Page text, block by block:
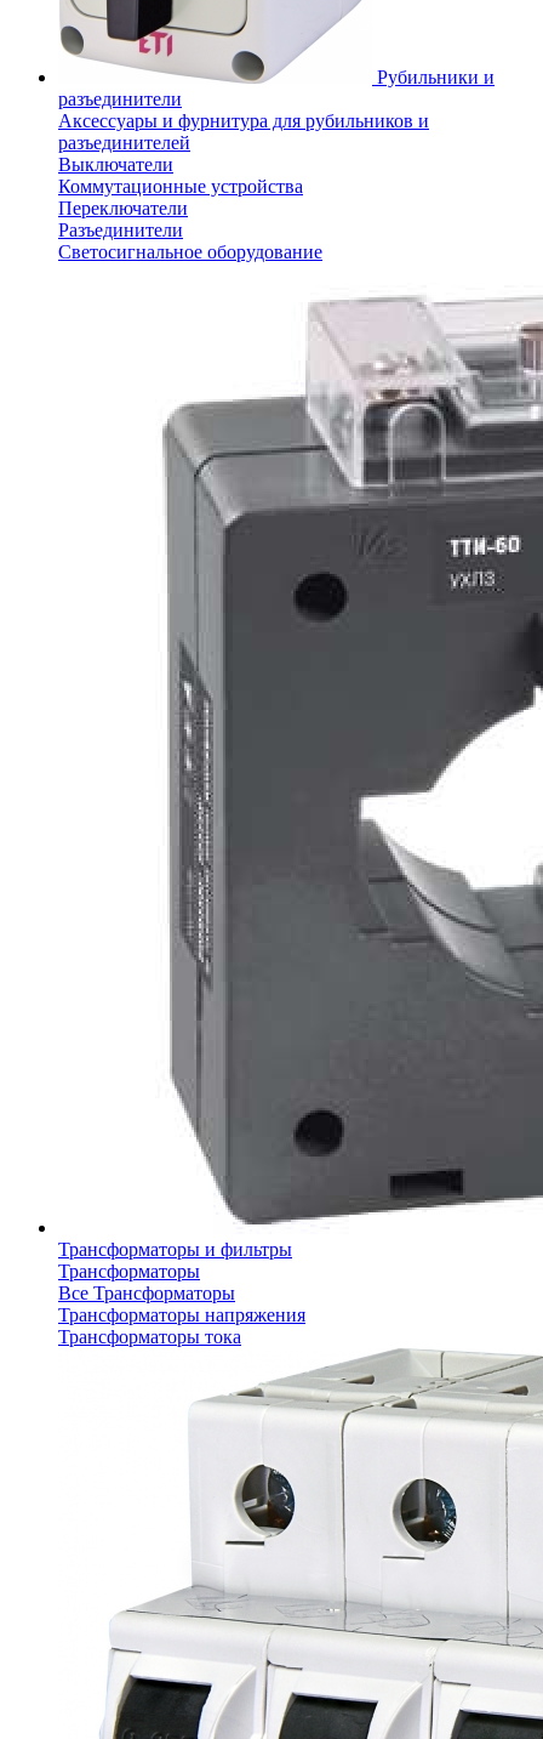
Рубильники и
разъединители
Аксессуары и фурнитура для рубильников и
разъединителей
Выключатели
Коммутационные устройства
Переключатели
Разъединители
Светосигнальное оборудование
Трансформаторы и фильтры
Трансформаторы
Все Трансформаторы
Трансформаторы напряжения
Трансформаторы тока